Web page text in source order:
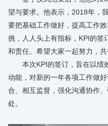
望与要求。他表示，2018年，
要把基础工作做好，提高工作
挑，人人头上有指标，KPI的签
和责任。希望大家一起努力，
本次KPI的签订，旨在以绩
动能，对新的一年各项工作做
合、相互监督，强化沟通协作
处。